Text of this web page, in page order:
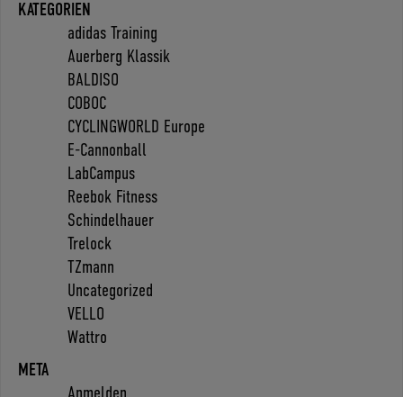
KATEGORIEN
adidas Training
Auerberg Klassik
BALDISO
COBOC
CYCLINGWORLD Europe
E-Cannonball
LabCampus
Reebok Fitness
Schindelhauer
Trelock
TZmann
Uncategorized
VELLO
Wattro
META
Anmelden